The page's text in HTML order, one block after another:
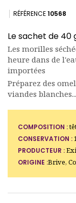
RÉFÉRENCE10568
Le sachet de 40
Les morilles
heure dans de
importées
Préparez des
viandes blanches...
COMPOSITION :
CONSERVATION :
PRODUCTEUR :
ORIGINE :Brive,